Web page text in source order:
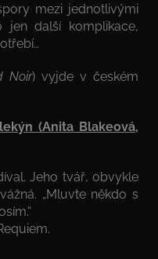
mezi jednotlivými
jen další komplikace,
Noir) vyjde v českém
(Anita Blakeová,
Jeho tvář, obvykle
„Mluvte někdo s